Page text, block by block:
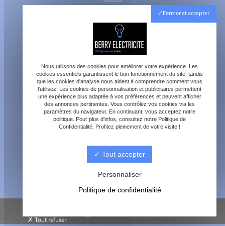
contact@berry-electricite.fr
06 70 40 09 29
Fermer et accepter
Nous utilisons des cookies pour améliorer votre expérience. Les
cookies essentiels garantissent le bon fonctionnement du site, tandis
que les cookies d'analyse nous aident à comprendre comment vous
l'utilisez. Les cookies de personnalisation et publicitaires permettent
une expérience plus adaptée à vos préférences et peuvent afficher
des annonces pertinentes. Vous contrôlez vos cookies via les
paramètres du navigateur. En continuant, vous acceptez notre
politique. Pour plus d'infos, consultez notre Politique de
Confidentialité. Profitez pleinement de votre visite !
Tout accepter
Personnaliser
Politique de confidentialité
Tout refuser